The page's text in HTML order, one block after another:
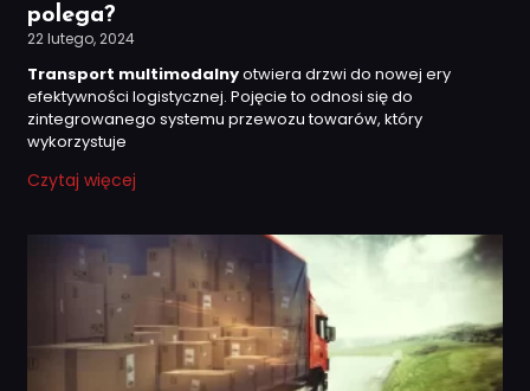
polega?
22 lutego, 2024
Transport multimodalnyotwiera drzwi do nowej ery
efektywności logistycznej. Pojęcie to odnosi się do
zintegrowanego systemu przewozu towarów, który
wykorzystuje
Czytaj więcej